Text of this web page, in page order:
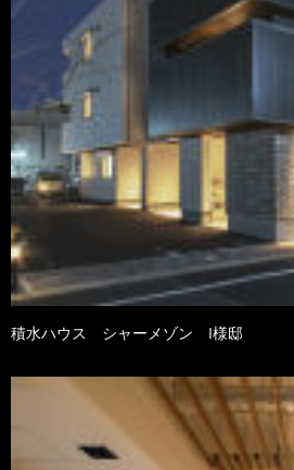
積水ハウス シャーメゾン I様邸